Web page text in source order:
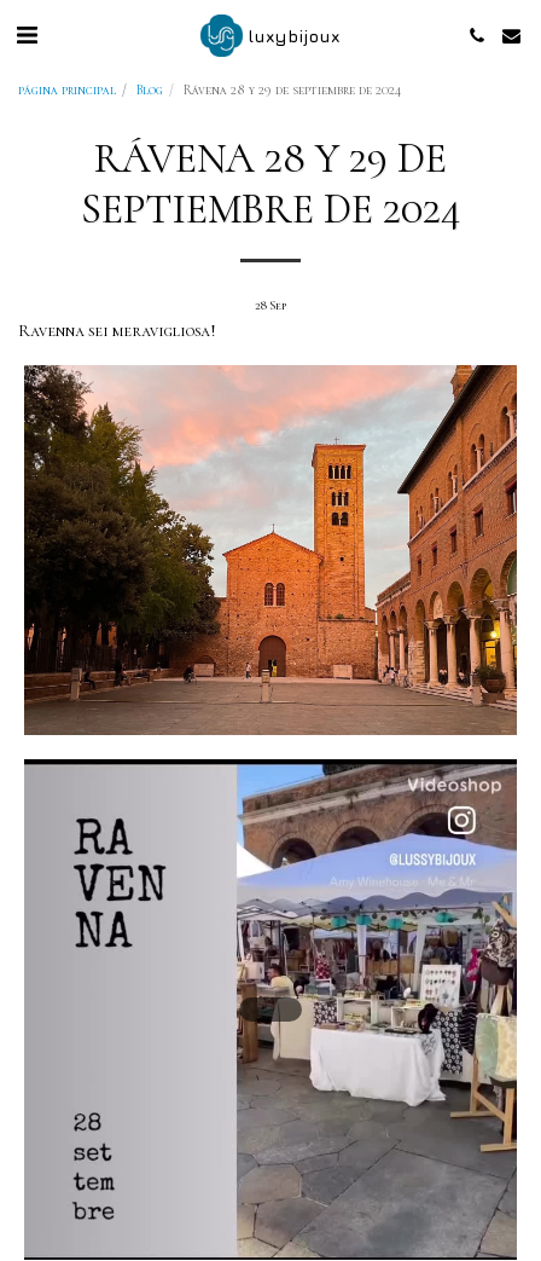
luxybijoux
página principal Blog Rávena 28 y 29 de septiembre de 2024
RÁVENA 28 Y 29 DE
SEPTIEMBRE DE 2024
28 Sep
Ravenna sei meravigliosa!